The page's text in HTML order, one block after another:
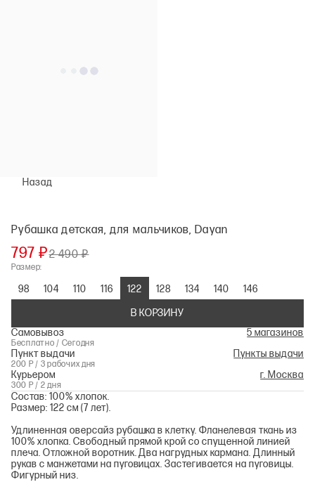
Назад
Рубашка детская, для мальчиков, Dayan
797 ₽2 490 ₽
Размер:
98 104 110 116 122 128 134 140
146
В КОРЗИНУ
Самовывоз
5 магазинов
Бесплатно / Сегодня
Пункт выдачи Пункты выдачи
200 Р / 3 рабочих дня
Курьером г. Москва
300 Р / 2 дня
Состав: 100% хлопок.
Размер: 122 см (7 лет).
Удлиненная оверсайз рубашка в клетку. Фланелевая ткань из
100% хлопка. Свободный прямой крой со спущенной линией
плеча. Отложной воротник. Два нагрудных кармана. Длинный
рукав с манжетами на пуговицах. Застегивается на пуговицы.
Фигурный низ.